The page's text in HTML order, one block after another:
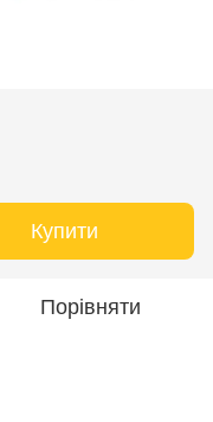
Купити
Порівняти